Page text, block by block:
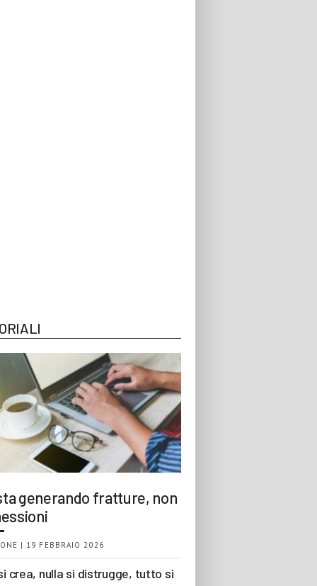
generando fratture, non
| 19 FEBBRAIO 2026
crea, nulla si distrugge, tutto si